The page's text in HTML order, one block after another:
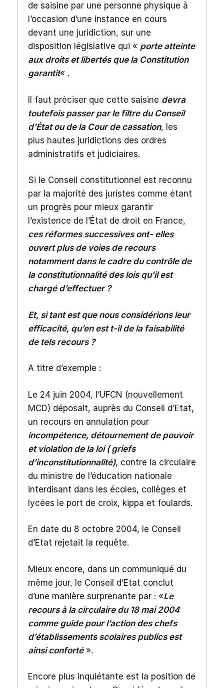
de saisine par une personne physique à
l’occasion d’une instance en cours
devant une juridiction, sur une
disposition législative qui « porte atteinte
aux droits et libertés que la Constitution
garantit« .
Il faut préciser que cette saisine devra
toutefois passer par le filtre du Conseil
d’État ou de la Cour de cassation, les
plus hautes juridictions des ordres
administratifs et judiciaires.
Si le Conseil constitutionnel est reconnu
par la majorité des juristes comme étant
un progrès pour mieux garantir
l’existence de l’État de droit en France,
ces réformes successives ont- elles
ouvert plus de voies de recours
notamment dans le cadre du contrôle de
la constitutionnalité des lois qu’il est
chargé d’effectuer ?
Et, si tant est que nous considérions leur
efficacité, qu’en est t-il de la faisabilité
de tels recours ?
A titre d’exemple :
Le 24 juin 2004, l’UFCN (nouvellement
MCD) déposait, auprès du Conseil d’Etat,
un recours en annulation pour
incompétence, détournement de pouvoir
et violation de la loi ( griefs
d’inconstitutionnalité), contre la circulaire
du ministre de l’éducation nationale
interdisant dans les écoles, collèges et
lycées le port de croix, kippa et foulards.
En date du 8 octobre 2004, le Conseil
d’Etat rejetait la requête.
Mieux encore, dans un communiqué du
même jour, le Conseil d’Etat conclut
d’une manière surprenante par : «Le
recours à la circulaire du 18 mai 2004
comme guide pour l’action des chefs
d’établissements scolaires publics est
ainsi conforté».
Encore plus inquiétante est la position de